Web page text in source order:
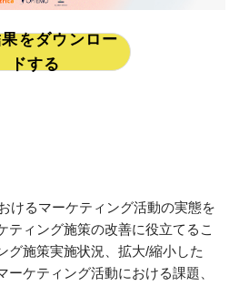
をダウンロー
ドする
けるマーケティング活動の実態を
ティング施策の改善に役立てるこ
グ施策実施状況、拡大/縮小した
ーケティング活動における課題、